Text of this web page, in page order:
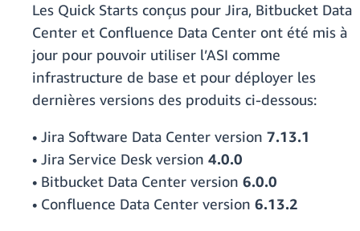
Les Quick Starts conçus pour Jira, Bitbucket Data
Center et Confluence Data Center ont été mis à
jour pour pouvoir utiliser l’ASI comme
infrastructure de base et pour déployer les
dernières versions des produits ci-dessous:
• Jira Software Data Center version 7.13.1
• Jira Service Desk version 4.0.0
• Bitbucket Data Center version 6.0.0
• Confluence Data Center version 6.13.2